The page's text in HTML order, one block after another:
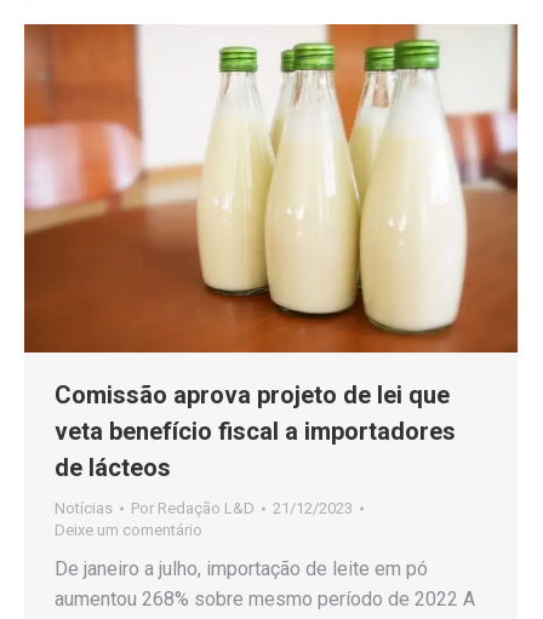
Comissão aprova projeto de lei que
veta benefício fiscal a importadores
de lácteos
Notícias Por Redação L&D
21/12/2023
Deixe um comentário
De janeiro a julho, importação de leite em pó
aumentou 268% sobre mesmo período de 2022 A